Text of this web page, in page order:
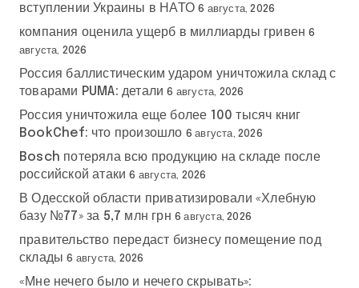
вступлении Украины в НАТО 6 августа, 2026
компания оценила ущерб в миллиарды гривен 6
августа, 2026
Россия баллистическим ударом уничтожила склад с
товарами PUMA: детали 6 августа, 2026
Россия уничтожила еще более 100 тысяч книг
BookChef: что произошло 6 августа, 2026
Bosch потеряла всю продукцию на складе после
российской атаки 6 августа, 2026
В Одесской области приватизировали «Хлебную
базу №77» за 5,7 млн грн 6 августа, 2026
правительство передаст бизнесу помещение под
склады 6 августа, 2026
«Мне нечего было и нечего скрывать»: